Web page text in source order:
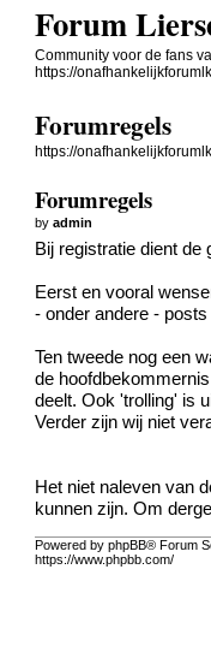
Forum
Community voor de fans
https://
Forumregels
https://
Forumregels
byadmin
Bij registratie dient de
Eerst en vooral
- onder andere -
Ten tweede nog een
de
deelt. Ook 'trolling' is
Verder zijn wij niet
Het niet naleven van
kunnen zijn. Om
Powered by phpBB® Forum
https://www.phpbb.com/